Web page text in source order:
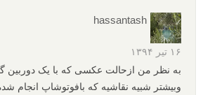
hassantash
۱۶ تیر ۱۳۹۴
به نظر من ازحالت عکسی که با یک دوربین
وبیشتر شبیه نقاشیه که بافوتوشاپ انجام